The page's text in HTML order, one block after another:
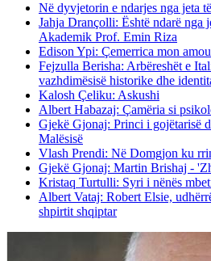
Në dyvjetorin e ndarjes nga jeta
Jahja Drançolli: Është ndarë nga
Akademik Prof. Emin Riza
Edison Ypi: Çemerrica mon
Fejzulla Berisha: Arbëreshët e
vazhdimësisë historike dhe
Kalosh Çeliku: Askushi
Albert Habazaj: Çamëria si
Gjekë Gjonaj: Princi i gojëtarisë
Malësisë
Vlash Prendi: Në Domgjon ku
Gjekë Gjonaj: Martin Brishaj -
Kristaq Turtulli: Syri i nënës
Albert Vataj: Robert Elsie,
shpirtit shqiptar